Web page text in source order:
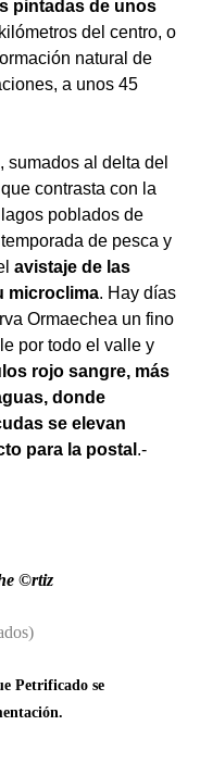
pintadas de unos
del centro, o
natural de
a unos 45
sumados al delta del
contrasta con la
poblados de
de pesca y
avistaje de las
microclima. Hay días
Ormaechea un fino
por todo el valle y
rojo sangre, más
donde
se elevan
para la postal .-
©rtiz
Petrificado se